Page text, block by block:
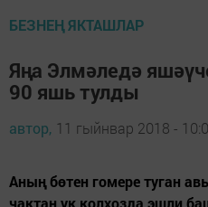
БЕЗНЕҢ ЯКТАШЛАР
Яңа Элмәледә
90 яшь тулды
автор, 11 гыйнвар 2018 -
Аның бөтен гомере туган